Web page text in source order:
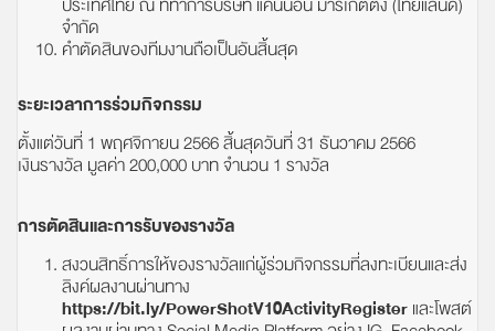
จำกัด
คำตัดสินของทีมงานถือเป็นอันสิ้นสุด
ระยะเวลาการร่วมกิจกรรม
ตั้งแต่วันที่ 1 พฤศจิกายน 2566 สิ้นสุดวันที่ 31 ธันวาคม 2566
เงินรางวัล มูลค่า 200,000 บาท จำนวน 1 รางวัล
การตัดสินและการรับของรางวัล
สงวนสิทธิ์การให้ของรางวัลแก่ผู้ร่วมกิจกรรมที่ลงทะเบียนและส่ง
ลิงค์ผลงานผ่านทาง
https://bit.ly/PowerShotV10ActivityRegisterและโพสต์